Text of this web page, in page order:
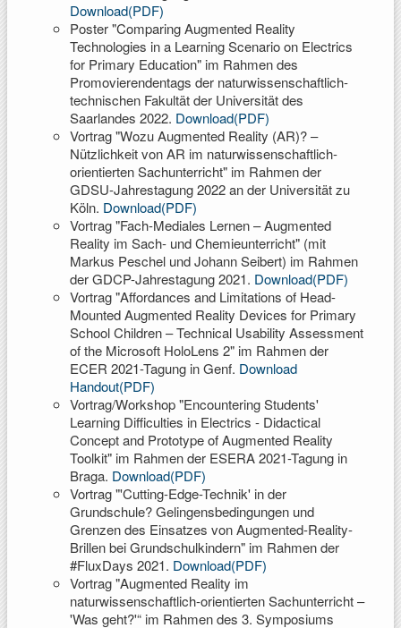
Download(PDF)
Poster "Comparing Augmented Reality
Technologies in a Learning Scenario on Electrics
for Primary Education" im Rahmen des
Promovierendentags der naturwissenschaftlich-
technischen Fakultät der Universität des
Saarlandes 2022. Download(PDF)
Vortrag "Wozu Augmented Reality (AR)? –
Nützlichkeit von AR im naturwissenschaftlich-
orientierten Sachunterricht" im Rahmen der
GDSU-Jahrestagung 2022 an der Universität zu
Köln. Download(PDF)
Vortrag "Fach-Mediales Lernen – Augmented
Reality im Sach- und Chemieunterricht" (mit
Markus Peschel und Johann Seibert) im Rahmen
der GDCP-Jahrestagung 2021. Download(PDF)
Vortrag "Affordances and Limitations of Head-
Mounted Augmented Reality Devices for Primary
School Children – Technical Usability Assessment
of the Microsoft HoloLens 2" im Rahmen der
ECER 2021-Tagung in Genf. Download
Handout(PDF)
Vortrag/Workshop "Encountering Students'
Learning Difficulties in Electrics - Didactical
Concept and Prototype of Augmented Reality
Toolkit" im Rahmen der ESERA 2021-Tagung in
Braga. Download(PDF)
Vortrag "'Cutting-Edge-Technik' in der
Grundschule? Gelingensbedingungen und
Grenzen des Einsatzes von Augmented-Reality-
Brillen bei Grundschulkindern" im Rahmen der
#FluxDays 2021. Download(PDF)
Vortrag "Augmented Reality im
naturwissenschaftlich-orientierten Sachunterricht –
'Was geht?'“ im Rahmen des 3. Symposiums